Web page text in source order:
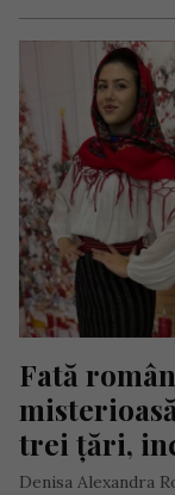
Fată
trei țări,
Denisa Alexandra